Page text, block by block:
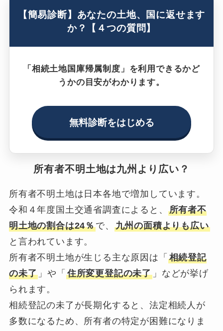
【簡易診断】あなたの土地、国に返せます
か？【４つの質問】
「相続土地国庫帰属制度」を利用できるかど
うかの目安がわかります。
無料診断をはじめる
所有者不明土地は九州より広い？
所有者不明土地は日本各地で増加しています。
令和４年度国土交通省調査によると、 所有者不
明土地の割合は24％で、 九州の面積よりも広い
と言われています。
所有者不明土地が生じる主な原因は「 相続登記
の未了 」や「 住所変更登記の未了 」などが挙げ
られます。
相続登記の未了が長期化すると、法定相続人が
多数になるため、所有者の特定が困難になりま